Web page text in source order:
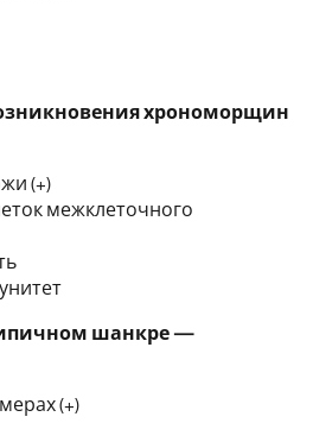
хрономорщин
(+)
межклеточного
шанкре —
(+)